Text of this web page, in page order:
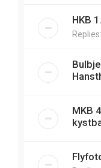
HKB
Replies:
MKB